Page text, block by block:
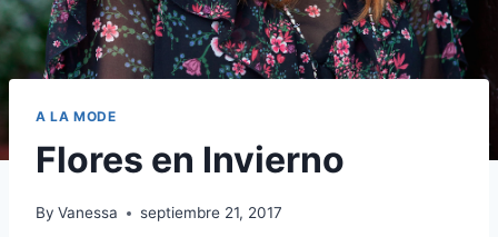
A LA MODE
Flores en Invierno
By Vanessa septiembre 21, 2017